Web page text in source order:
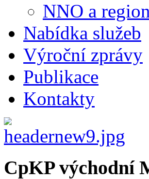
NNO a
Nabídka služeb
Výroční zprávy
Publikace
Kontakty
CpKP východní